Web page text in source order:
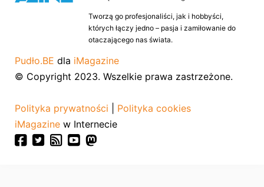
Tworzą go profesjonaliści, jak i hobbyści,
których łączy jedno – pasja i zamiłowanie do
otaczającego nas świata.
Pudło.BE dla iMagazine
© Copyright 2023. Wszelkie prawa zastrzeżone.
Polityka prywatności
Polityka cookies
iMagazine w Internecie